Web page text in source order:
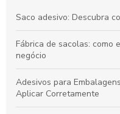
Saco adesivo: Descubra
Fábrica de sacolas: como
negócio
Adesivos para
Aplicar Corretamente